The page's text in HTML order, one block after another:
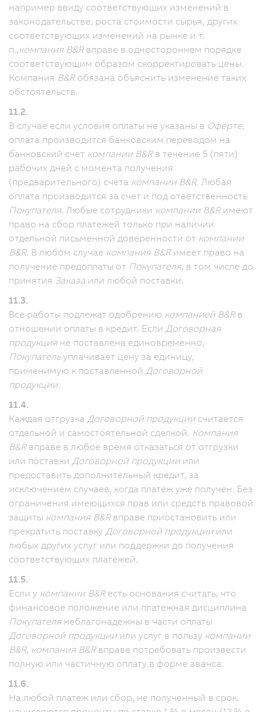
например ввиду соответствующих изменений в
законодательстве, роста стоимости сырья, других
соответствующих изменений на рынке и т.
п.,компания B&Rвправе в одностороннем порядке
соответствующим образом скорректировать цены.
Компания B&Rобязана объяснить изменение таких
обстоятельств.
11.2.
В случае если условия оплаты не указаны в Оферте,
оплата производится банковским переводом на
банковский счет компании B&Rв течение 5 (пяти)
рабочих дней с момента получения
(предварительного) счета компании B&R. Любая
оплата производится за счет и под ответственность
Покупателя. Любые сотрудники компании B&Rимеют
право на сбор платежей только при наличии
отдельной письменной доверенности от компании
B&R. В любом случае компания B&Rимеет право на
получение предоплаты от Покупателя, в том числе до
принятия Заказа или любой поставки.
11.3.
Все работы подлежат одобрению компанией B&Rв
отношении оплаты в кредит. Если Договорная
продукция не поставлена единовременно,
Покупательуплачивает цену за единицу,
применимую к поставленной Договорной
продукции.
11.4.
Каждая отгрузка Договорной продукции считается
отдельной и самостоятельной сделкой. Компания
B&Rвправе в любое время отказаться от отгрузки
или поставки Договорной продукции или
предоставить дополнительный кредит, за
исключением случаев, когда платеж уже получен. Без
ограничения имеющихся прав или средств правовой
защиты компания B&Rвправе приостановить или
прекратить поставку Договорной продукции или
любых других услуг или поддержки до получения
соответствующих платежей.
11.5.
Если у компании B&Rесть основания считать, что
финансовое положение или платежная дисциплина
Покупателя неблагонадежны в части оплаты
Договорной продукции или услуг в пользу компании
B&R, компания B&Rвправе потребовать произвести
полную или частичную оплату в форме аванса.
11.6.
На любой платеж или сбор, не полученный в срок,